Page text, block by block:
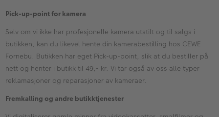
Pick-up-point for kamera
Selv om vi ikke har profesjonelle kamera utstilt og til salgs i
butikken, kan du likevel hente din kamerabestilling hos CEWE
Fornebu. Butikken har eget Pick-up-point, slik at du bestiller på
nett og henter i butikk til 49,- kr. Vi tar også av oss alle typer
reklamasjoner og reparasjoner av kameraer.
Fremkalling og andre butikktjenester